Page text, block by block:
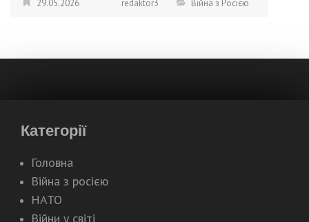
29.05.2026 redaktor3 Війна з Росією
Категорії
Головна
Війна з росією
НАТО
Війни у світі